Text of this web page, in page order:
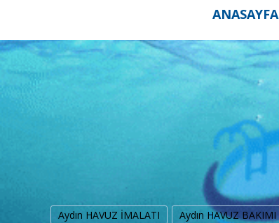
ANASAYFA
Aydın HAVUZ İMALATI Aydın HAVUZ BAKIMI